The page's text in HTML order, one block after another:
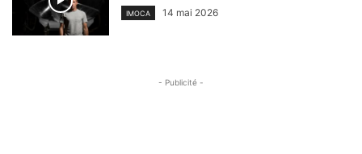
IMOCA 14 mai 2026
- Publicité -